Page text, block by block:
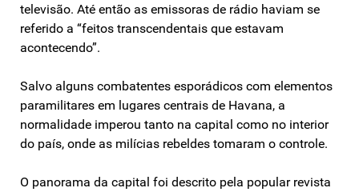
televisão. Até então as emissoras de rádio haviam se
referido a “feitos transcendentais que estavam
acontecendo”.
Salvo alguns combatentes esporádicos com elementos
paramilitares em lugares centrais de Havana, a
normalidade imperou tanto na capital como no interior
do país, onde as milícias rebeldes tomaram o controle.
O panorama da capital foi descrito pela popular revista